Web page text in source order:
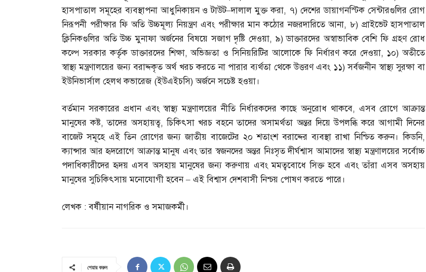
হাসপাতাল সমূহের ব্যবস্থাপনা আধুনিকায়ন ও টাউট–দালাল মুক্ত করা, ৭) দেশের ডায়াগনস্টিক সেন্টারগুলির রোগ
নিরূপনী পরীক্ষার ফি অতি উচ্চমূল্য নিয়ন্ত্রণ এবং পরীক্ষার মান কঠোর নজরদারিতে আনা, ৮) প্রাইভেট হাসপাতাল
ক্লিনিকগুলির অতি উচ্চ মুনাফা অর্জনের বিষয়ে সজাগ দৃষ্টি দেওয়া, ৯)ডাক্তারদের অস্বাভাবিক বেশি ফি গ্রহণ রোধ
কল্পে সরকার কর্তৃক ডাক্তারদের শিক্ষা,অভিজ্ঞতা ও সিনিয়রিটির আলোকে ফি নির্ধারণ করে দেওয়া, ১০)অতীতে
স্বাস্থ্য মন্ত্রণালয়ের জন্য বরাদ্দকৃত অর্থ খরচ করতে না পারার ব্যর্থতা থেকে উত্তরণ এবং ১১)সর্বজনীন স্বাস্থ্য সুরক্ষা বা
ইউনিভার্সাল হেলথ কভারেজ (ইউএইচসি)অর্জনে সচেষ্ট হওয়া।
বর্তমান সরকারের প্রধান এবং স্বাস্থ্য মন্ত্রণালয়ের নীতি নির্ধারকদের কাছে অনুরোধ থাকবে, এসব রোগে আক্রান্ত
মানুষের কষ্ট,তাদের অসহায়ত্ব,চিকিৎসা খরচ বহনে তাদের অসামর্থতা অন্তর দিয়ে উপলব্ধি করে আগামী দিনের
বাজেট সমূহে এই তিন রোগের জন্য জাতীয় বাজেটের ২০ শতাংশ বরাদ্দের ব্যবস্থা রাখা নিশ্চিত করুন। কিডনি,
ক্যান্সার আর হৃদরোগে আক্রান্ত মানুষ এবং তার স্বজনদের অন্তর নিঃসৃত দীর্ঘশ্বাস আমাদের স্বাস্থ্য মন্ত্রণালয়ের সর্বোচ্চ
পদাধিকারীদের হৃদয় এসব অসহায় মানুষের জন্য করুণায় এবং মমত্ববোধে সিক্ত হবে এবং তাঁরা এসব অসহায়
মানুষের সুচিকিৎসায় মনোযোগী হবেন– এই বিশ্বাস দেশবাসী নিশ্চয় পোষণ করতে পারে।
লেখক :বর্ষীয়ান নাগরিক ও সমাজকর্মী।
শেয়ার করুন